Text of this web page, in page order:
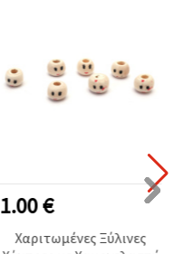
1.00 €
Χαριτωμένες Ξύλινες